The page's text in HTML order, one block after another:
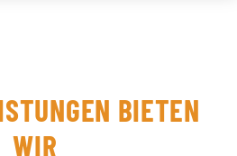
BIETEN
WIR